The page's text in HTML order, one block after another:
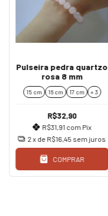
Pulseira pedra quartzo
rosa 8 mm
15 cm 16 cm 17 cm + 3
R$32,90
R$31,91 com Pix
2x de R$16,45 sem juros
COMPRAR